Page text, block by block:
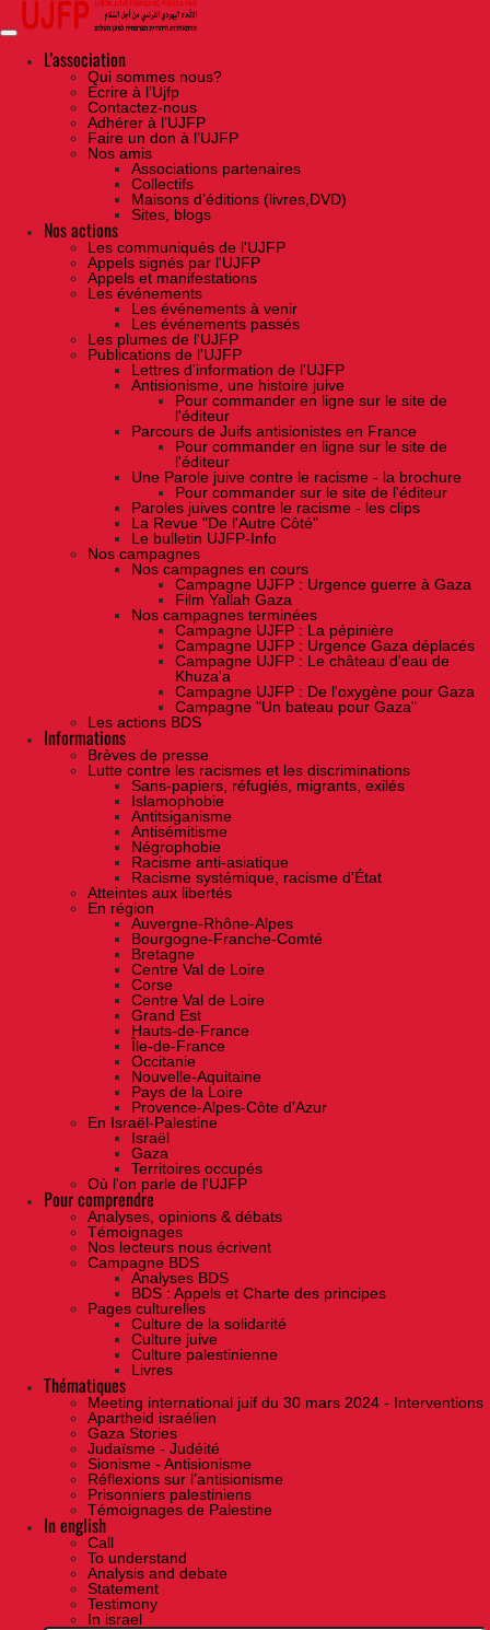
Skip
the
contentL'association
Qui sommes nous?
Ecrire à l’Ujfp
Contactez-nous
Adhérer à l’UJFP
Faire un don à l’UJFP
Nos amis
Associations partenaires
Collectifs
Maisons d’éditions (livres,DVD)
Sites, blogs
Nos actions
Les communiqués de l'UJFP
Appels signés par l'UJFP
Appels et manifestations
Les événements
Les événements à venir
Les événements passés
Les plumes de l'UJFP
Publications de l'UJFP
Lettres d'information de l'UJFP
Antisionisme, une histoire juive
Pour commander en ligne sur le site de
l'éditeur
Parcours de Juifs antisionistes en France
Pour commander en ligne sur le site de
l'éditeur
Une Parole juive contre le racisme - la brochure
Pour commander sur le site de l'éditeur
Paroles juives contre le racisme - les clips
La Revue "De l'Autre Côté"
Le bulletin UJFP-Info
Nos campagnes
Nos campagnes en cours
Campagne UJFP : Urgence guerre à Gaza
Film Yallah Gaza
Nos campagnes terminées
Campagne UJFP : La pépinière
Campagne UJFP : Urgence Gaza déplacés
Campagne UJFP : Le château d'eau de
Khuza'a
Campagne UJFP : De l'oxygène pour Gaza
Campagne "Un bateau pour Gaza"
Les actions BDS
Informations
Brèves de presse
Lutte contre les racismes et les discriminations
Sans-papiers, réfugiés, migrants, exilés
Islamophobie
Antitsiganisme
Antisémitisme
Négrophobie
Racisme anti-asiatique
Racisme systémique, racisme d'État
Atteintes aux libertés
En région
Auvergne-Rhône-Alpes
Bourgogne-Franche-Comté
Bretagne
Centre Val de Loire
Corse
Centre Val de Loire
Grand Est
Hauts-de-France
Île-de-France
Occitanie
Nouvelle-Aquitaine
Pays de la Loire
Provence-Alpes-Côte d'Azur
En Israël-Palestine
Israël
Gaza
Territoires occupés
Où l'on parle de l'UJFP
Pour comprendre
Analyses, opinions & débats
Témoignages
Nos lecteurs nous écrivent
Campagne BDS
Analyses BDS
BDS : Appels et Charte des principes
Pages culturelles
Culture de la solidarité
Culture juive
Culture palestinienne
Livres
Thématiques
Meeting international juif du 30 mars 2024 - Interventions
Apartheid israélien
Gaza Stories
Judaïsme - Judéité
Sionisme - Antisionisme
Réflexions sur l’antisionisme
Prisonniers palestiniens
Témoignages de Palestine
In english
Call
To understand
Analysis and debate
Statement
Testimony
In israel